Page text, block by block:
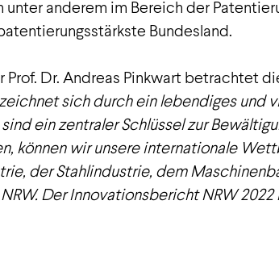
anderem im Bereich der
Bundesland.
Dr. Andreas Pinkwart betrachtet
sich durch ein lebendiges und
ein zentraler Schlüssel zur
können wir unsere internationale
der Stahlindustrie, dem
Der Innovationsbericht NRW